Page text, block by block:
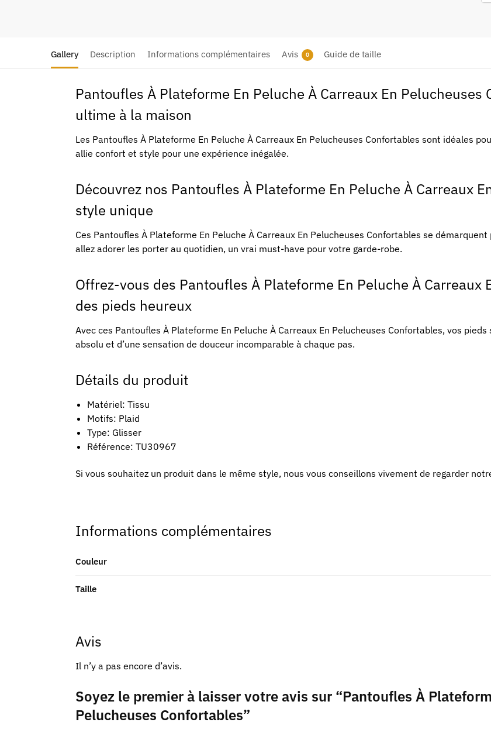
Gallery Description Informations complémentaires Avis 0 Guide de taille
Pantoufles À Plateforme En Peluche À Carreaux En
ultime à la maison
Les Pantoufles À Plateforme En Peluche À Carreaux En Pelucheuses Confortables sont idéales
allie confort et style pour une expérience inégalée.
Découvrez nos Pantoufles À Plateforme En Peluche À Carreaux
style unique
Ces Pantoufles À Plateforme En Peluche À Carreaux En Pelucheuses Confortables se
allez adorer les porter au quotidien, un vrai must-have pour votre garde-robe.
Offrez-vous des Pantoufles À Plateforme En Peluche À Carreaux
des pieds heureux
Avec ces Pantoufles À Plateforme En Peluche À Carreaux En Pelucheuses Confortables, vos
absolu et d’une sensation de douceur incomparable à chaque pas.
Détails du produit
Matériel: Tissu
Motifs: Plaid
Type: Glisser
Référence: TU30967
Si vous souhaitez un produit dans le même style, nous vous conseillons vivement de regarder
Informations complémentaires
Couleur
Taille
Avis
Il n’y a pas encore d’avis.
Soyez le premier à laisser votre avis sur “Pantoufles À
Pelucheuses Confortables”